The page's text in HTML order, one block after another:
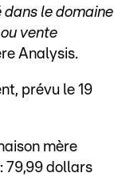
le domaine
vente
Analysis.
prévu le 19
mère
79,99 dollars